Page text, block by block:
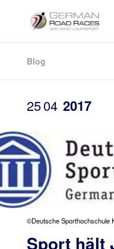
Blog
2504 2017
©Deutsche Sporthochschule
Sport hält